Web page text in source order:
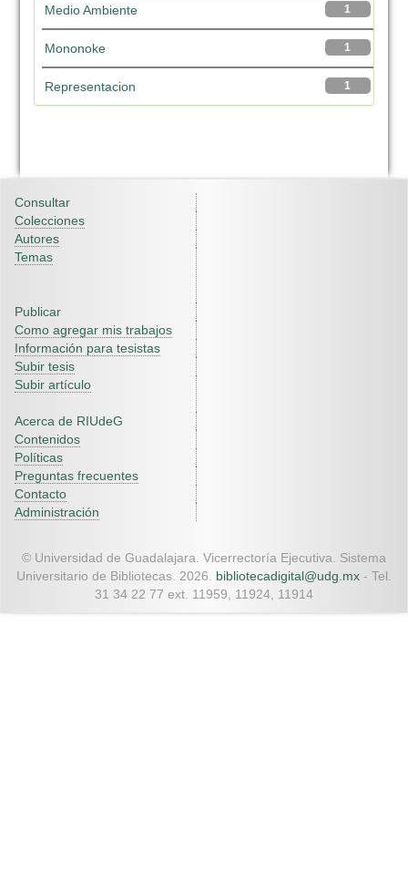
1
Medio Ambiente
1
Mononoke
1
Representacion
Consultar
Colecciones
Autores
Temas
Publicar
Como agregar mis trabajos
Información para tesistas
Subir tesis
Subir artículo
Acerca de RIUdeG
Contenidos
Políticas
Preguntas frecuentes
Contacto
Administración
© Universidad de Guadalajara. Vicerrectoría Ejecutiva. Sistema
Universitario de Bibliotecas. 2026. bibliotecadigital@udg.mx - Tel.
31 34 22 77 ext. 11959, 11924, 11914